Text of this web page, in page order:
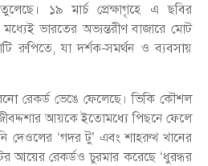
১৯ মার্চ প্রেক্ষাগৃহে এ ছবির
ভারতের অভ্যন্তরীণ বাজারে মোট
রুপিতে, যা দর্শক-সমর্থন ও ব্যবসায়
রেকর্ড ভেঙে ফেলেছে। ভিকি কৌশল
জীবদ্দশার আয়কে ইতোমধ্যে পিছনে ফেলে
দেওলের ‘গদর টু’ এবং শাহরুখ খানের
আয়ের রেকর্ডও চুরমার করেছে ‘ধুরন্ধর